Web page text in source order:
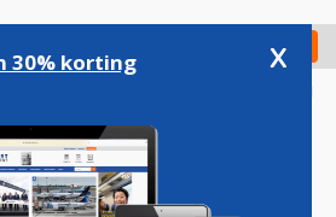
Check in
30% korting x